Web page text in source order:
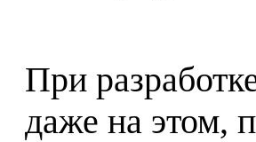
При
даже на этом,